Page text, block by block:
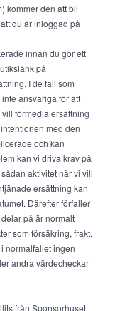
kommer den att bli
du är inloggad på
innan du gör ett
på
I de fall som
ansvariga för att
förmedla ersättning
med den
och kan
kan vi driva krav på
aktivitet när vi vill
ersättning kan
Därefter förfaller
på är normalt
som försäkring, frakt,
normalfallet ingen
andra värdecheckar
från Sponsorhuset